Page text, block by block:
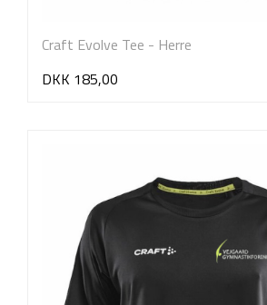
Craft Evolve Tee - Herre
DKK 185,00